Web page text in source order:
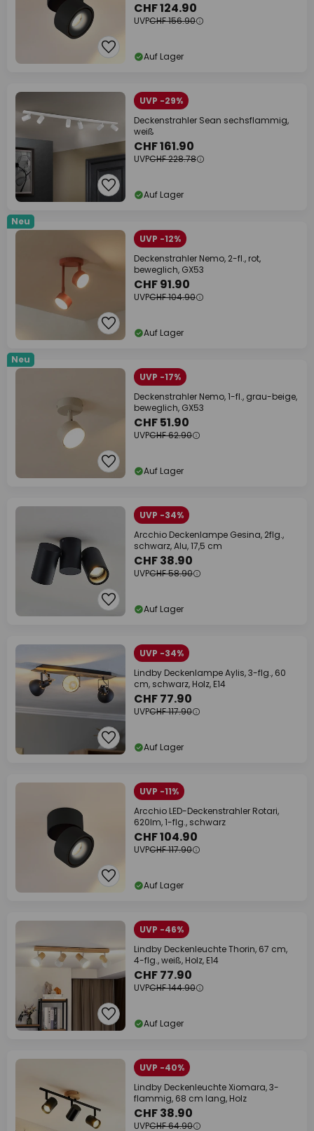
CHF 124.90
UVPCHF 156.90
Auf Lager
UVP -29%
Deckenstrahler Sean sechsflammig,
weiß
CHF 161.90
UVPCHF 228.78
Auf Lager
Neu
UVP -12%
Deckenstrahler Nemo, 2-fl., rot,
beweglich, GX53
CHF 91.90
UVPCHF 104.90
Auf Lager
Neu
UVP -17%
Deckenstrahler Nemo, 1-fl., grau-beige,
beweglich, GX53
CHF 51.90
UVPCHF 62.90
Auf Lager
UVP -34%
Arcchio Deckenlampe Gesina, 2flg.,
schwarz, Alu, 17,5 cm
CHF 38.90
UVPCHF 58.90
Auf Lager
UVP -34%
Lindby Deckenlampe Aylis, 3-flg., 60
cm, schwarz, Holz, E14
CHF 77.90
UVPCHF 117.90
Auf Lager
UVP -11%
Arcchio LED-Deckenstrahler Rotari,
620lm, 1-flg., schwarz
CHF 104.90
UVPCHF 117.90
Auf Lager
UVP -46%
Lindby Deckenleuchte Thorin, 67 cm,
4-flg., weiß, Holz, E14
CHF 77.90
UVPCHF 144.90
Auf Lager
UVP -40%
Lindby Deckenleuchte Xiomara, 3-
flammig, 68 cm lang, Holz
CHF 38.90
UVPCHF 64.90